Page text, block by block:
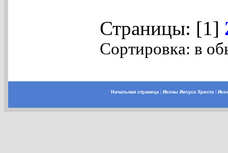
Страницы: [1]
Сортировка: в
Начальная страница| Иконы Иисуса Христа|